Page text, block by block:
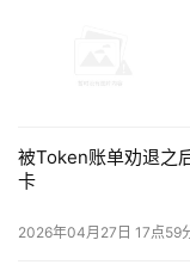
被Token账单劝退之
卡
2026年04月27日 17点59